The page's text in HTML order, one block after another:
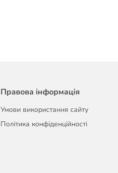
Правова інформація
Умови використання сайту
Політика конфіденційності